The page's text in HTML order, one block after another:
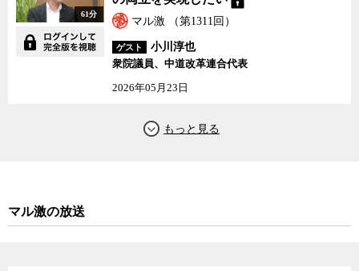
61分
マル激 （第1311回）
ゲスト
小川淳也
衆院議員、中道改革連合代表
2026年05月23日
マル激の放送